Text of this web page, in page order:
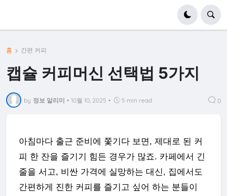
홈 간편 커피
캡슐 커피머신 선택법 5가지
by 정보 알리미 • 10월 10, 2025 • 5 min read 0
아침마다 출근 준비에 쫓기다 보면, 제대로 된 커
피 한 잔을 즐기기 힘든 경우가 많죠. 카페에서 긴
줄을 서고, 비싼 가격에 실망하는 대신, 집에서도
간편하게 진한 커피를 즐기고 싶어 하는 분들이